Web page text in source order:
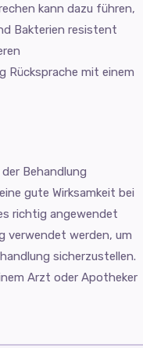
kann dazu führen,
Bakterien resistent
Rücksprache mit einem
Behandlung
gute Wirksamkeit bei
richtig angewendet
verwendet werden, um
sicherzustellen.
Arzt oder Apotheker